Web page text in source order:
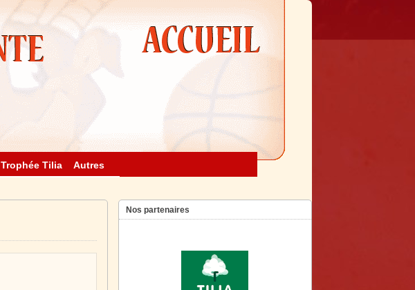
Trophée Tilia Autres
Nos partenaires